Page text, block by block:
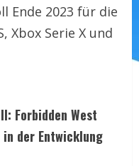
Ende 2023 für die
Xbox Serie X und
Forbidden West
der Entwicklung